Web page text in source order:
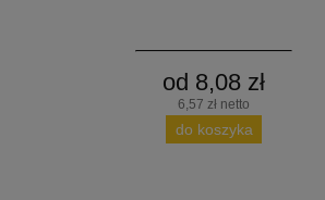
od 8,08 zł
6,57 zł netto
do koszyka